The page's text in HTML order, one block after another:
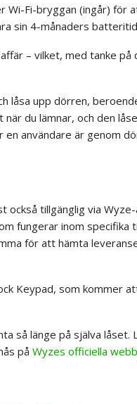
Wi-Fi-bryggan (ingår) för
sin 4-månaders
– vilket, med tanke på
låsa upp dörren,
du lämnar, och den
användare är genom
också tillgänglig via
fungerar inom specifika
för att hämta
Keypad, som kommer
så länge på själva låset.
på Wyzes officiella